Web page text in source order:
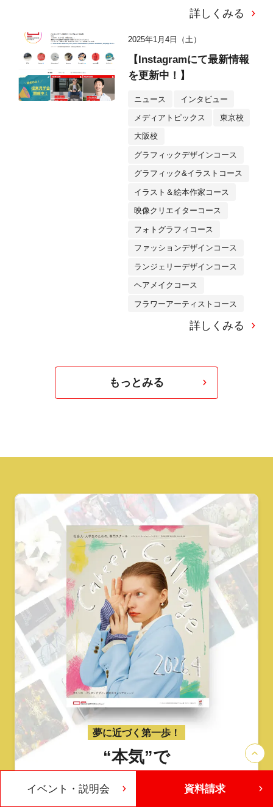
詳しくみる
2025年1月4日（土）
【Instagramにて最新情報
を更新中！】
ニュース インタビュー
メディアトピックス 東京校
大阪校
グラフィックデザインコース
グラフィック&イラストコース
イラスト＆絵本作家コース
映像クリエイターコース
フォトグラフィコース
ファッションデザインコース
ランジェリーデザインコース
ヘアメイクコース
フラワーアーティストコース
詳しくみる
もっとみる
夢に近づく第一歩！
“本気”で
キャリアチェンジを叶える
イベント・説明会 資料請求